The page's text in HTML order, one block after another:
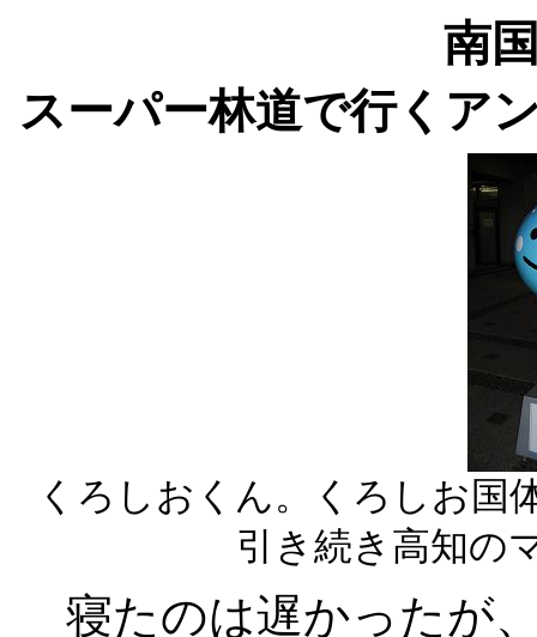
南
スーパー林道で行くア
くろしおくん。くろしお国
引き続き高知の
寝たのは遅かったが